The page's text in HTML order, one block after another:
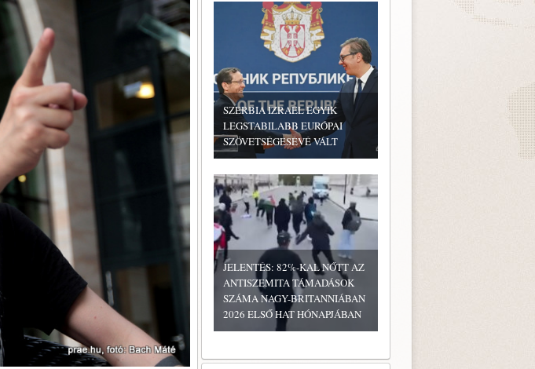
SZERBIA IZRAEL EGYIK
LEGSTABILABB EURÓPAI
SZÖVETSÉGESÉVÉ VÁLT
JELENTÉS: 82%-KAL NŐTT AZ
ANTISZEMITA TÁMADÁSOK
SZÁMA NAGY-BRITANNIÁBAN
2026 ELSŐ HAT HÓNAPJÁBAN